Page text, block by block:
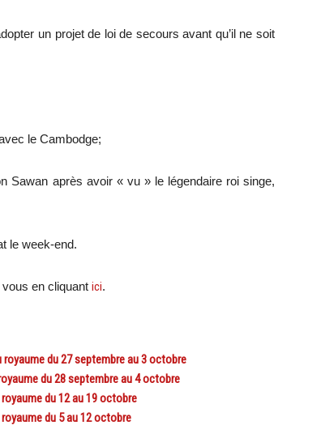
un projet de loi de secours avant qu’il ne soit
le Cambodge;
Sawan après avoir « vu » le légendaire roi singe,
le week-end.
en cliquant ici.
royaume du 27 septembre au 3 octobre
du 28 septembre au 4 octobre
royaume du 12 au 19 octobre
royaume du 5 au 12 octobre